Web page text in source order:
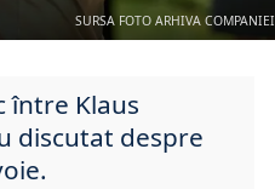
SURSA FOTO ARHIVA COMPANIEI
între Klaus
discutat despre